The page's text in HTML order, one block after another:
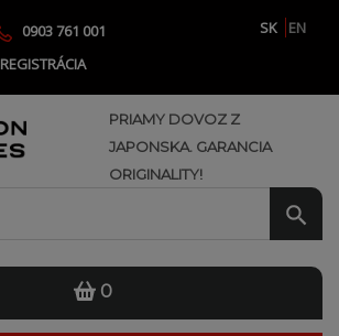
0903 761 001 SK
EN
REGISTRÁCIA
PRIAMY DOVOZ Z
JAPONSKA. GARANCIA
ORIGINALITY!
0